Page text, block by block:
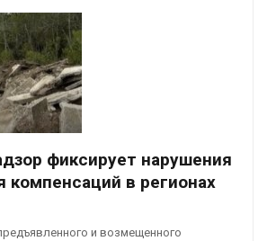
фиксирует нарушения
компенсаций в регионах
и возмещенного